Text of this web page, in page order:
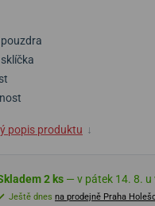
popis produktu ↓
2 ks — v pátek 14. 8. u
Ještě dnes na prodejně Praha